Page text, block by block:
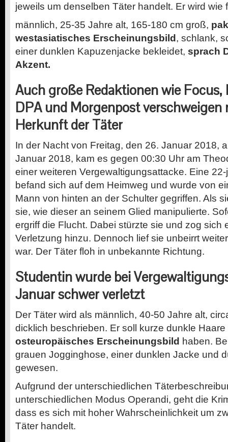
jeweils um denselben Täter handelt. Er wird wie
männlich, 25-35 Jahre alt, 165-180 cm groß,
westasiatisches Erscheinungsbild , schlank,
einer dunklen Kapuzenjacke bekleidet, sprach
Akzent.
Auch große Redaktionen wie Focus,
DPA und Morgenpost
Herkunft der Täter
In der Nacht von Freitag, den 26. Januar 2018,
Januar 2018, kam es gegen 00:30 Uhr am
einer weiteren Vergewaltigungsattacke. Eine
befand sich auf dem Heimweg und wurde von
Mann von hinten an der Schulter gegriffen. Als
sie, wie dieser an seinem Glied manipulierte.
ergriff die Flucht. Dabei stürzte sie und zog sich
Verletzung hinzu. Dennoch lief sie unbeirrt
war. Der Täter floh in unbekannte Richtung.
Studentin wurde bei
Januar schwer verletzt
Der Täter wird als männlich, 40-50 Jahre alt,
dicklich beschrieben. Er soll kurze dunkle
osteuropäisches Erscheinungsbild haben.
grauen Jogginghose, einer dunklen Jacke und
gewesen.
Aufgrund der unterschiedlichen
unterschiedlichen Modus Operandi, geht die
dass es sich mit hoher Wahrscheinlichkeit um
Täter handelt.